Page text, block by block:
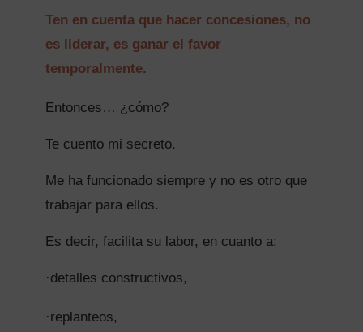
Ten en cuenta que hacer concesiones, no
es liderar, es ganar el favor
temporalmente.
Entonces… ¿cómo?
Te cuento mi secreto.
Me ha funcionado siemprey no es otro que
trabajar para ellos.
Es decir, facilita su labor, en cuanto a:
·detalles constructivos,
·replanteos,